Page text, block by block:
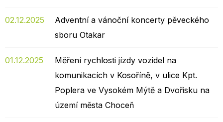
02.12.2025
Adventní a vánoční koncerty pěveckého
sboru Otakar
01.12.2025
Měření rychlosti jízdy vozidel na
komunikacích v Kosoříně, v ulice Kpt.
Poplera ve Vysokém Mýtě a Dvořisku na
území města Choceň